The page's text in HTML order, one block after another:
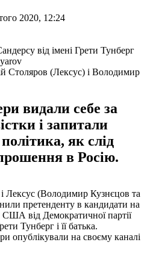
2020, 12:24
Столяров (Лексус) і Володимир
видали себе за
і запитали
як слід
в Росію.
Лексус (Володимир Кузнєцов та
претенденту в кандидати на
від Демократичної партії
Тунберг і її батька.
опублікували на своєму каналі